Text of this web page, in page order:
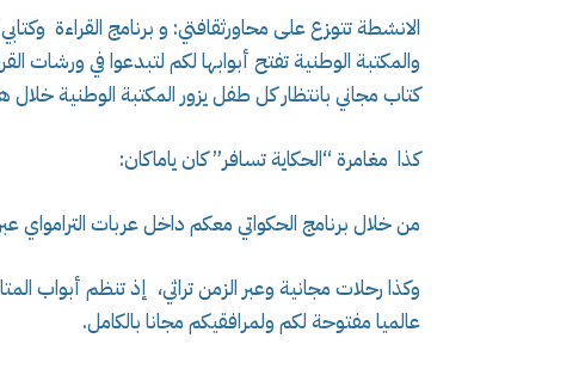
الانشطة تتوزع على محاورثقافتي: و برنامج القراءة
والمكتبة الوطنية تفتح أبوابها لكم لتبدعوا في ورشات
كتاب مجاني بانتظار كل طفل يزور المكتبة الوطنية خلال
كذا مغامرة “الحكاية تسافر” كان ياماكان:
من خلال برنامج الحكواتي معكم داخل عربات الترامواي عبر 7
وكذا رحلات مجانية وعبر الزمن تراثي، إذ تنظم أبواب
عالميا مفتوحة لكم ولمرافقيكم مجانا بالكامل.